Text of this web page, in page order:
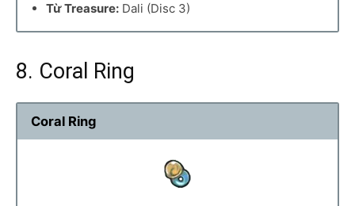
Từ Treasure: Dali (Disc 3)
8. Coral Ring
Coral Ring